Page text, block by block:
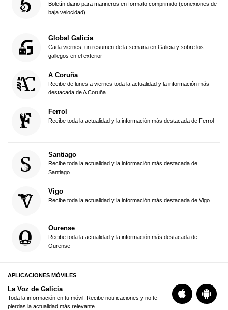
Boletín diario para marineros en formato comprimido (conexiones de
baja velocidad)
Global Galicia
Cada viernes, un resumen de la semana en Galicia y sobre los
gallegos en el exterior
A Coruña
Recibe de lunes a viernes toda la actualidad y la información más
destacada de A Coruña
Ferrol
Recibe toda la actualidad y la información más destacada de Ferrol
Santiago
Recibe toda la actualidad y la información más destacada de
Santiago
Vigo
Recibe toda la actualidad y la información más destacada de Vigo
Ourense
Recibe toda la actualidad y la información más destacada de
Ourense
APLICACIONES MÓVILES
La Voz de Galicia
Toda la información en tu móvil. Recibe notificaciones y no te
pierdas la actualidad más relevante